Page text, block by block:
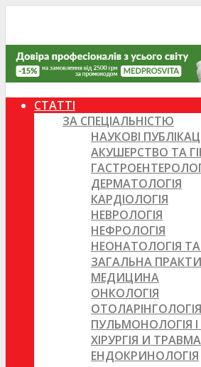
СТАТТІ
ЗА СПЕЦІАЛЬНІСТЮ
НАУКОВІ
АКУШЕРСТВО ТА
ДЕРМАТОЛОГІЯ
КАРДІОЛОГІЯ
НЕВРОЛОГІЯ
НЕФРОЛОГІЯ
НЕОНАТОЛОГІЯ ТА
ЗАГАЛЬНА
МЕДИЦИНА
ОНКОЛОГІЯ
ОТОЛАРІНГОЛОГІЯ
ПУЛЬМОНОЛОГІЯ
ХІРУРГІЯ И
ЕНДОКРИНОЛОГІЯ